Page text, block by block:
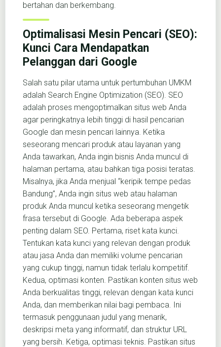
bertahan dan berkembang.
Optimalisasi Mesin Pencari (SEO):
Kunci Cara Mendapatkan
Pelanggan dari Google
Salah satu pilar utama untuk pertumbuhan UMKM
adalah Search Engine Optimization (SEO). SEO
adalah proses mengoptimalkan situs web Anda
agar peringkatnya lebih tinggi di hasil pencarian
Google dan mesin pencari lainnya. Ketika
seseorang mencari produk atau layanan yang
Anda tawarkan, Anda ingin bisnis Anda muncul di
halaman pertama, atau bahkan tiga posisi teratas.
Misalnya, jika Anda menjual “keripik tempe pedas
Bandung”, Anda ingin situs web atau halaman
produk Anda muncul ketika seseorang mengetik
frasa tersebut di Google. Ada beberapa aspek
penting dalam SEO. Pertama, riset kata kunci.
Tentukan kata kunci yang relevan dengan produk
atau jasa Anda dan memiliki volume pencarian
yang cukup tinggi, namun tidak terlalu kompetitif.
Kedua, optimasi konten. Pastikan konten situs web
Anda berkualitas tinggi, relevan dengan kata kunci
Anda, dan memberikan nilai bagi pembaca. Ini
termasuk penggunaan judul yang menarik,
deskripsi meta yang informatif, dan struktur URL
yang bersih. Ketiga, optimasi teknis. Pastikan situs